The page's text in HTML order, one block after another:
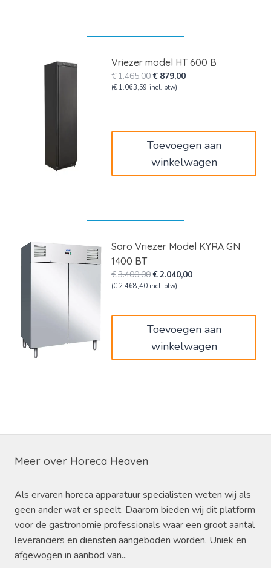
Vriezer model HT 600 B
€1.465,00Oorspronkelijke
prijs
€ 879,00Huidige
(€ 1.063,59 incl. btw)
Toevoegen aan
winkelwagen
Saro Vriezer Model KYRA GN
1400 BT
€3.400,00Oorspronkelijke
prijs
€3.400,00.
€2.040,00Huidige
€2.040,00.
(€ 2.468,40 incl. btw)
Toevoegen aan
winkelwagen
Meer over Horeca Heaven
Als ervaren horeca apparatuur specialisten weten wij als
geen ander wat er speelt. Daarom bieden wij dit platform
voor de gastronomie professionals waar een groot aantal
leveranciers en diensten aangeboden worden. Uniek en
afgewogen in aanbod van...